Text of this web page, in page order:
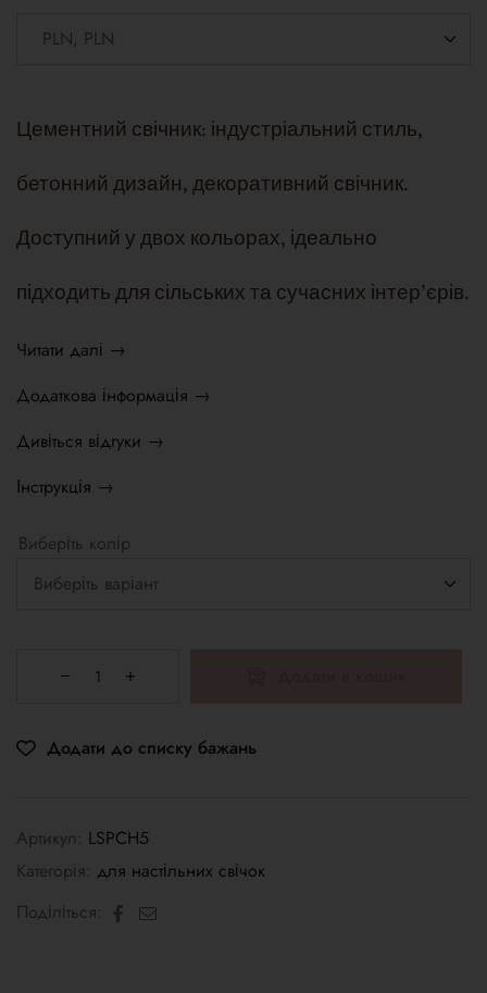
Цементний свічник: індустріальний стиль,
бетонний дизайн, декоративний свічник.
Доступний у двох кольорах, ідеально
підходить для сільських та сучасних інтер'єрів.
Читати далі →
Додаткова інформація →
Дивіться відгуки →
Інструкція →
Виберіть колір
Додати до списку бажань
Артикул: LSPCH5
Категорія: для настільних свічок
Поділіться:
Facebook
Електронна